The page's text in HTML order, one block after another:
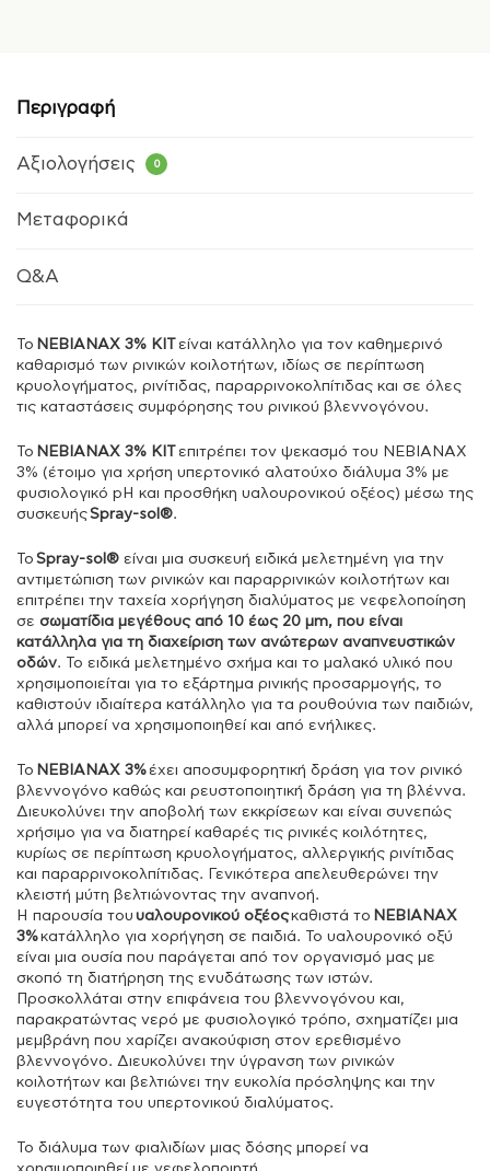
Περιγραφή
Αξιολογήσεις 0
Μεταφορικά
Q&A
Το NEBIANAX 3% KIT
είναι κατάλληλο για τον καθημερινό
καθαρισμό των ρινικών κοιλοτήτων, ιδίως σε περίπτωση
κρυολογήματος, ρινίτιδας, παραρρινοκολπίτιδας και σε όλες
τις καταστάσεις συμφόρησης του ρινικού βλεννογόνου.
Το NEBIANAX 3% KIT
επιτρέπει τον ψεκασμό του NEBIANAX
3% (έτοιμο για χρήση υπερτονικό αλατούχο διάλυμα 3% με
φυσιολογικό pH και προσθήκη υαλουρονικού οξέος) μέσω της
συσκευήςSpray-sol®.
Το Spray-sol® είναι μια συσκευή ειδικά μελετημένη για την
αντιμετώπιση των ρινικών και παραρρινικών κοιλοτήτων και
επιτρέπει την ταχεία χορήγηση διαλύματος με νεφελοποίηση
σε σωματίδια μεγέθους από 10 έως 20 μm, που είναι
κατάλληλα για τη διαχείριση των ανώτερων αναπνευστικών
οδών. Το ειδικά μελετημένο σχήμα και το μαλακό υλικό που
χρησιμοποιείται για το εξάρτημα ρινικής προσαρμογής, το
καθιστούν ιδιαίτερα κατάλληλο για τα ρουθούνια των παιδιών,
αλλά μπορεί να χρησιμοποιηθεί και από ενήλικες.
Το NEBIANAX 3% έχει αποσυμφορητική δράση για τον ρινικό
βλεννογόνο καθώς και ρευστοποιητική δράση για τη βλέννα.
Διευκολύνει την αποβολή των εκκρίσεων και είναι συνεπώς
χρήσιμο για να διατηρεί καθαρές τις ρινικές κοιλότητες,
κυρίως σε περίπτωση κρυολογήματος, αλλεργικής ρινίτιδας
και παραρρινοκολπίτιδας. Γενικότερα απελευθερώνει την
κλειστή μύτη βελτιώνοντας την αναπνοή.
Η παρουσία του υαλουρονικού οξέοςκαθιστά το NEBIANAX
3%κατάλληλο για χορήγηση σε παιδιά. Το υαλουρονικό οξύ
είναι μια ουσία που παράγεται από τον οργανισμό μας με
σκοπό τη διατήρηση της ενυδάτωσης των ιστών.
Προσκολλάται στην επιφάνεια του βλεννογόνου και,
παρακρατώντας νερό με φυσιολογικό τρόπο, σχηματίζει μια
μεμβράνη που χαρίζει ανακούφιση στον ερεθισμένο
βλεννογόνο. Διευκολύνει την ύγρανση των ρινικών
κοιλοτήτων και βελτιώνει την ευκολία πρόσληψης και την
ευγεστότητα του υπερτονικού διαλύματος.
Το διάλυμα των φιαλιδίων μιας δόσης μπορεί να